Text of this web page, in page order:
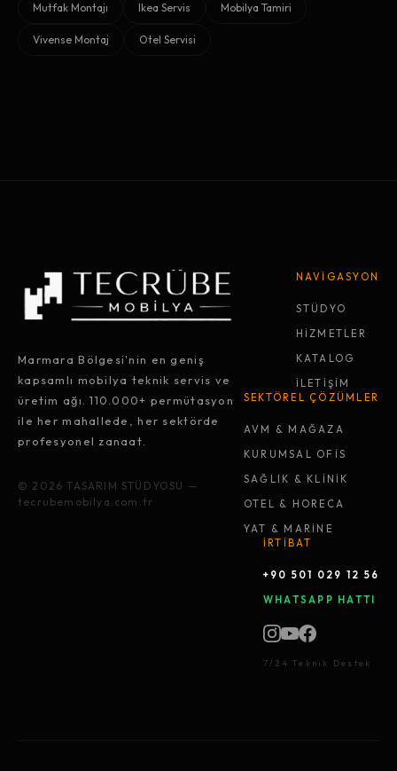
Mutfak Montajı Ikea Servis Mobilya Tamiri
Vivense Montaj Otel Servisi
Marmara Bölgesi'nin en geniş
kapsamlı mobilya teknik servis ve
üretim ağı. 110.000+ permütasyon
ile her mahallede, her sektörde
profesyonel zanaat.
© 2026 TASARIM STÜDYOSU —
tecrubemobilya.com.tr
NAVİGASYON
STÜDYO
HİZMETLER
KATALOG
İLETİŞİM
SEKTÖREL ÇÖZÜMLER
AVM & MAĞAZA
KURUMSAL OFİS
SAĞLIK & KLİNİK
OTEL & HORECA
YAT & MARİNE
İRTİBAT
+90 501 029 12 56
WHATSAPP HATTI
7/24 Teknik Destek